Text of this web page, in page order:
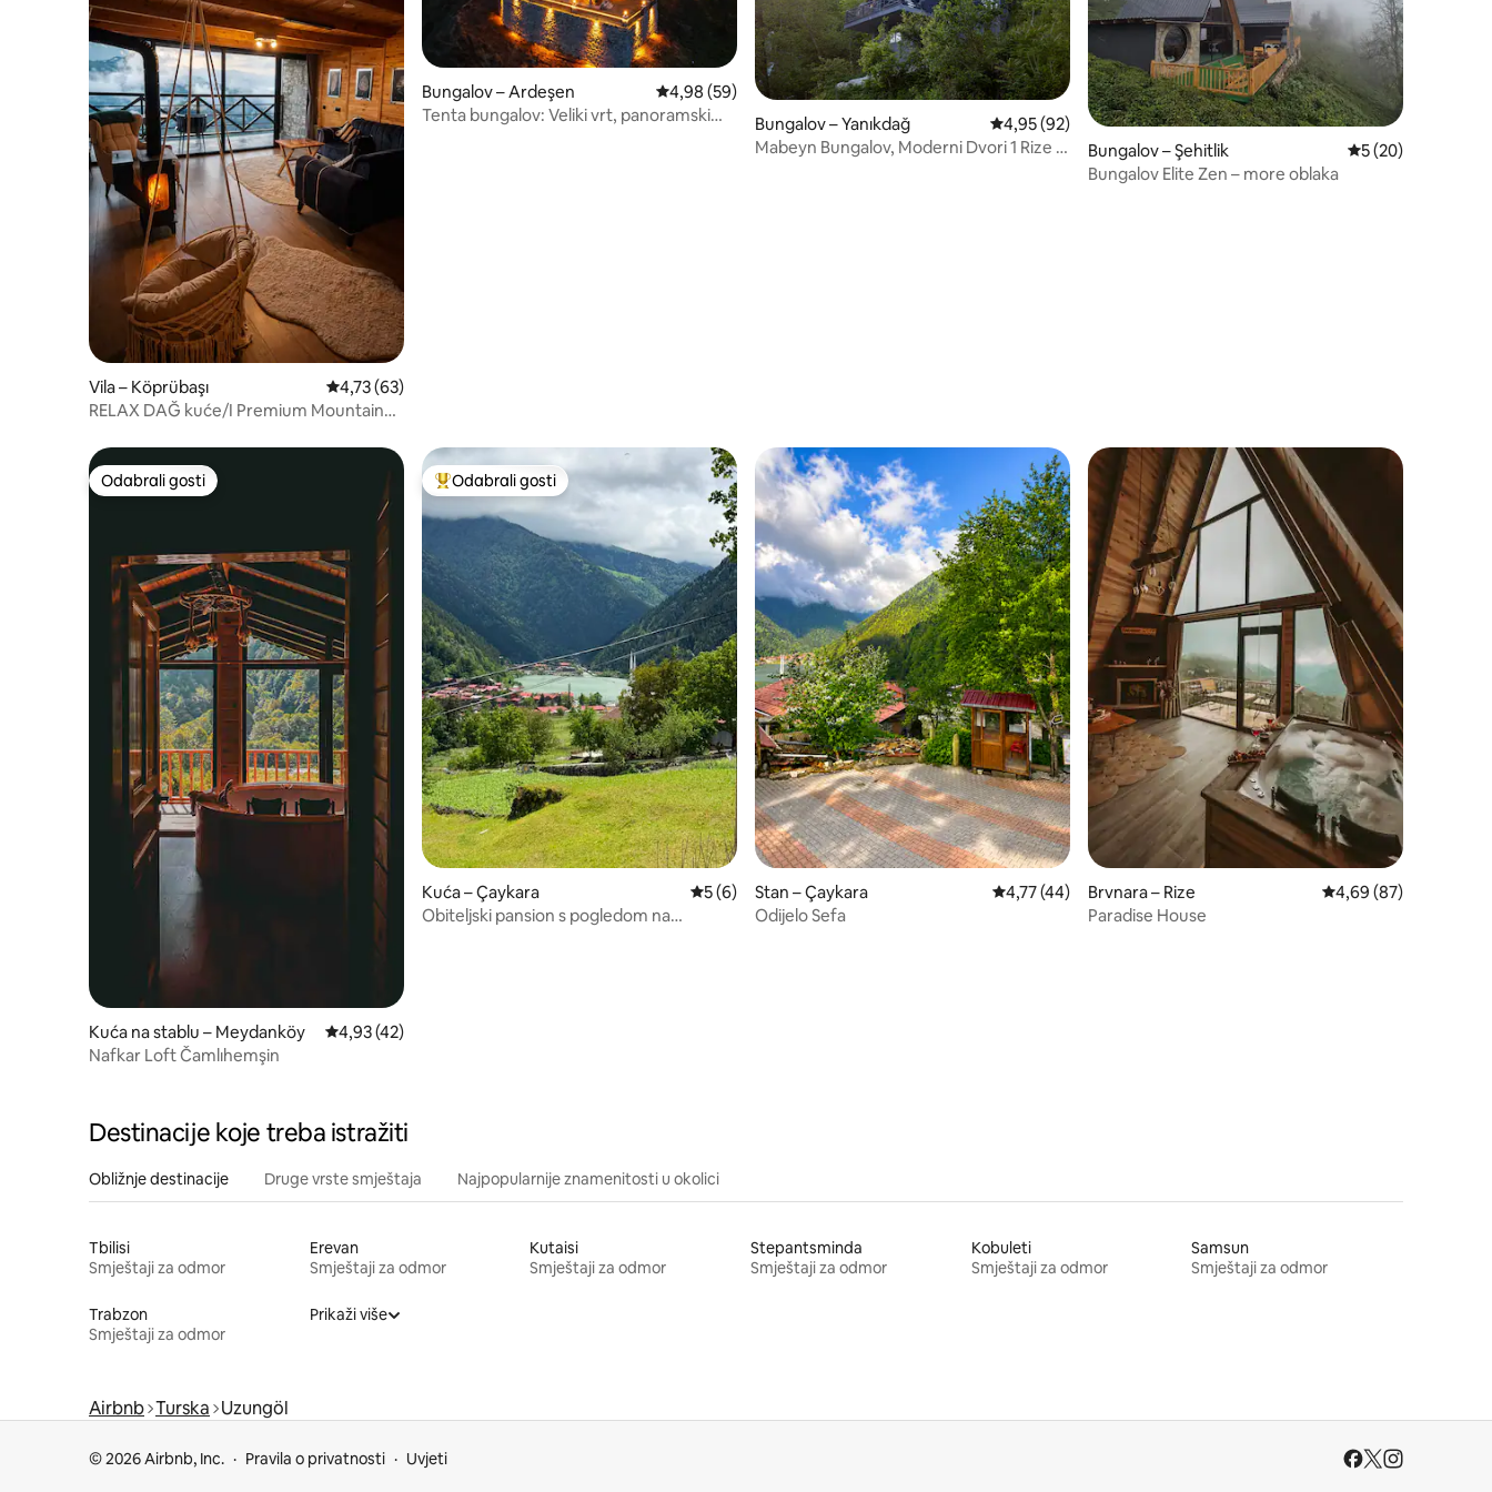
Vila – Köprübaşı Prosječna ocjena: 4,73/5, recenzija: 63
4,73 (63)
RELAX DAĞ kuće/I Premium Mountain
Bungalov – Ardeşen Prosječna ocjena: 4,98/5, recenzija: 59
4,98 (59)
Tenta bungalov: Veliki vrt, panoramski
Bungalov – Yanıkdağ Prosječna ocjena: 4,95/5, recenzija: 92
4,95 (92)
Mabeyn Bungalov, Moderni Dvori 1 Rize /
Bungalov – Şehitlik Prosječna ocjena:
5 (20)
Bungalov Elite Zen – more oblaka
Odabrali gosti
Odabrali gosti
Kuća na stablu – Meydanköy Prosječna ocjena: 4,93/5, recenzija: 42
4,93 (42)
Nafkar Loft Čamlıhemşin
Među najviše rangiranima s oznakom „Odabrali gosti”
Odabrali gosti
Kuća – Çaykara Prosječna ocjena: 5/5, recenzija: 6
5 (6)
Obiteljski pansion s pogledom na
Stan – Çaykara Prosječna ocjena: 4,77/5, recenzija: 44
4,77 (44)
Odijelo Sefa
Brvnara – Rize Prosječna ocjena:
4,69 (87)
Paradise House
Destinacije koje treba istražiti
Obližnje destinacije Druge vrste smještaja Najpopularnije znamenitosti u okolici
Tbilisi
Smještaji za odmor
Erevan
Smještaji za odmor
Kutaisi
Smještaji za odmor
Stepantsminda
Smještaji za odmor
Kobuleti
Smještaji za odmor
Samsun
Smještaji za odmor
Trabzon
Smještaji za odmor
Prikaži više
Airbnb Turska Uzungöl
© 2026 Airbnb, Inc. Pravila o privatnosti Uvjeti